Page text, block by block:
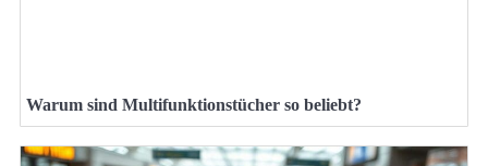
Warum sind Multifunktionstücher so beliebt?